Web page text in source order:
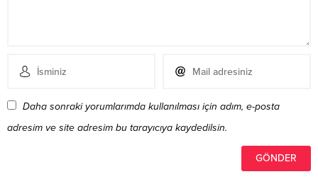
Daha sonraki yorumlarımda kullanılması için adım, e-posta
adresim ve site adresim bu tarayıcıya kaydedilsin.